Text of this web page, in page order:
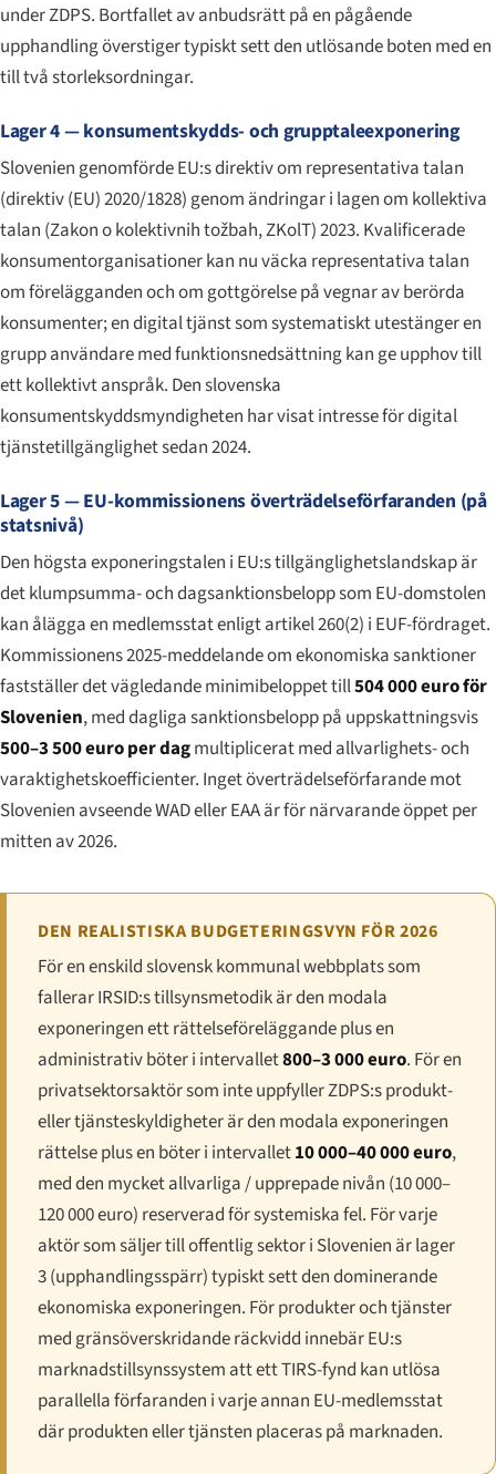
under ZDPS. Bortfallet av anbudsrätt på en pågående
upphandling överstiger typiskt sett den utlösande boten med en
till två storleksordningar.
Lager 4 — konsumentskydds- och grupptaleexponering
Slovenien genomförde EU:s direktiv om representativa talan
(direktiv (EU) 2020/1828) genom ändringar i lagen om kollektiva
talan (Zakon o kolektivnih tožbah, ZKolT) 2023. Kvalificerade
konsumentorganisationer kan nu väcka representativa talan
om förelägganden och om gottgörelse på vegnar av berörda
konsumenter; en digital tjänst som systematiskt utestänger en
grupp användare med funktionsnedsättning kan ge upphov till
ett kollektivt anspråk. Den slovenska
konsumentskyddsmyndigheten har visat intresse för digital
tjänstetillgänglighet sedan 2024.
Lager 5 — EU-kommissionens överträdelseförfaranden (på
statsnivå)
Den högsta exponeringstalen i EU:s tillgänglighetslandskap är
det klumpsumma- och dagsanktionsbelopp som EU-domstolen
kan ålägga en medlemsstat enligt artikel 260(2) i EUF-fördraget.
Kommissionens 2025-meddelande om ekonomiska sanktioner
fastställer det vägledande minimibeloppet till504 000 euro för
Slovenien, med dagliga sanktionsbelopp på uppskattningsvis
500–3 500 euro per dagmultiplicerat med allvarlighets- och
varaktighetskoefficienter. Inget överträdelseförfarande mot
Slovenien avseende WAD eller EAA är för närvarande öppet per
mitten av 2026.
DEN REALISTISKA BUDGETERINGSVYN FÖR 2026
För en enskild slovensk kommunal webbplats som
fallerar IRSID:s tillsynsmetodik är den modala
exponeringen ett rättelseföreläggande plus en
administrativ böter i intervallet800–3 000 euro. För en
privatsektorsaktör som inte uppfyller ZDPS:s produkt-
eller tjänsteskyldigheter är den modala exponeringen
rättelse plus en böter i intervallet10 000–40 000 euro,
med den mycket allvarliga / upprepade nivån (10 000–
120 000 euro) reserverad för systemiska fel. För varje
aktör som säljer till offentlig sektor i Slovenien är lager
3 (upphandlingsspärr) typiskt sett den dominerande
ekonomiska exponeringen. För produkter och tjänster
med gränsöverskridande räckvidd innebär EU:s
marknadstillsynssystem att ett TIRS-fynd kan utlösa
parallella förfaranden i varje annan EU-medlemsstat
där produkten eller tjänsten placeras på marknaden.